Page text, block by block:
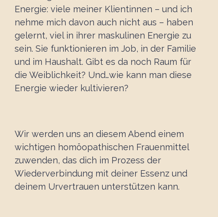
Energie: viele meiner Klientinnen – und ich
nehme mich davon auch nicht aus – haben
gelernt, viel in ihrer maskulinen Energie zu
sein. Sie funktionieren im Job, in der Familie
und im Haushalt. Gibt es da noch Raum für
die Weiblichkeit? Und…wie kann man diese
Energie wieder kultivieren?
Wir werden uns an diesem Abend einem
wichtigen homöopathischen Frauenmittel
zuwenden, das dich im Prozess der
Wiederverbindung mit deiner Essenz und
deinem Urvertrauen unterstützen kann.